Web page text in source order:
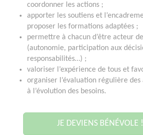
coordonner les actions ;
apporter les soutiens et
proposer les formations adaptées ;
permettre à chacun d’être acteur
(autonomie, participation aux
responsabilités…) ;
valoriser l’expérience de tous et
organiser l’évaluation régulière
à l’évolution des besoins.
JE DEVIENS BÉNÉVOLE !